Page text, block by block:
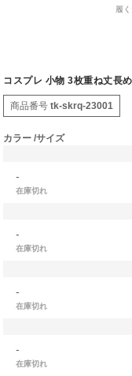
履
コスプレ 小物 3枚重ね丈長
商品番号 tk-skrq-23001
カラー サイズ
-
在庫切れ
-
在庫切れ
-
在庫切れ
-
在庫切れ